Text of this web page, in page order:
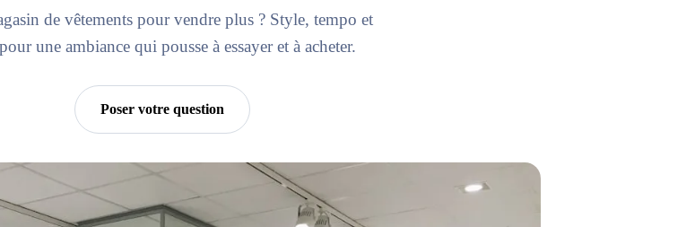
de vêtements pour vendre plus ? Style, tempo et
une ambiance qui pousse à essayer et à acheter.
Poser votre question